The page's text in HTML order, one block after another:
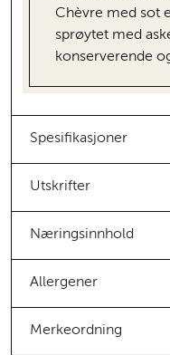
Chèvre med sot
sprøytet med
konserverende
Spesifikasjoner
Utskrifter
Næringsinnhold
Allergener
Merkeordning